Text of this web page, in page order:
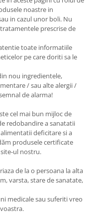
noastre in
in cazul unor boli. Nu
prescrise de
toate informatiile
pe care doriti sa le
nou ingredientele,
/ sau alte alergii /
de alarma!
cel mai bun mijloc de
redobandire a sanatatii
deficitare si a
produsele certificate
site-ul nostru.
de la o persoana la alta
varsta, stare de sanatate,
medicale sau suferiti vreo